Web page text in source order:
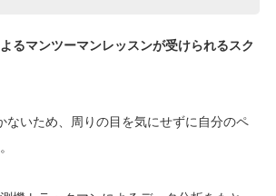
るマンツーマンレッスンが受けられるスク
ないため、周りの目を気にせずに自分のペ